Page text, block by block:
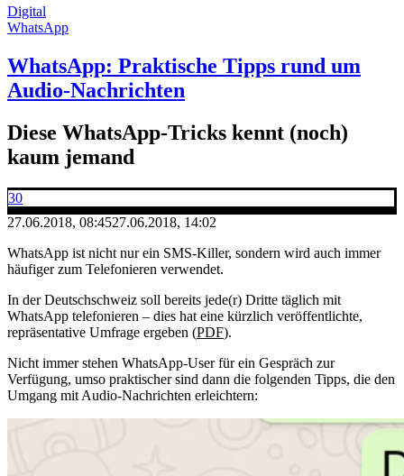
Digital
WhatsApp
WhatsApp: Praktische Tipps rund um
Audio-Nachrichten
Diese WhatsApp-Tricks kennt (noch)
kaum jemand
30
27.06.2018, 08:4527.06.2018, 14:02
WhatsApp ist nicht nur ein SMS-Killer, sondern wird auch immer
häufiger zum Telefonieren verwendet.
In der Deutschschweiz soll bereits jede(r) Dritte täglich mit
WhatsApp telefonieren – dies hat eine kürzlich veröffentlichte,
repräsentative Umfrage ergeben (PDF).
Nicht immer stehen WhatsApp-User für ein Gespräch zur
Verfügung, umso praktischer sind dann die folgenden Tipps, die den
Umgang mit Audio-Nachrichten erleichtern: